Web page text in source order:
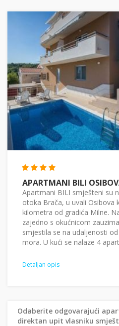
APARTMANI BILI
Apartmani BILI smješteni su
otoka Brača, u uvali Osibova
kilometra od gradića Milne.
zajedno s okućnicom
smjestila se na udaljenosti
mora. U kući se nalaze 4
Detaljan opis
Odaberite odgovarajući
direktan upit vlasniku